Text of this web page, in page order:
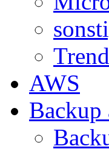
AWS
Backup